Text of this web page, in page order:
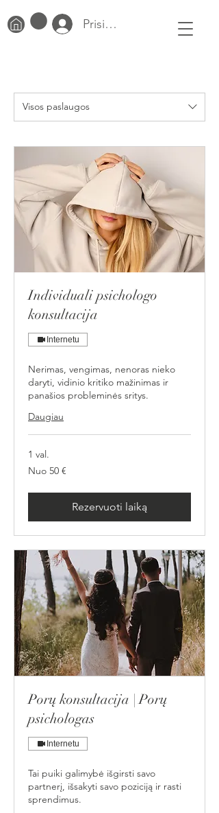
Prisijungti
Visos paslaugos
Individuali psichologo
konsultacija
Internetu
Nerimas, vengimas, nenoras nieko
daryti, vidinio kritiko mažinimas ir
panašios probleminės sritys.
Daugiau
1 val.
Nuo
50
Nuo 50 €
Rezervuoti laiką
Porų konsultacija | Porų
psichologas
Internetu
Tai puiki galimybė išgirsti savo
partnerį, išsakyti savo poziciją ir rasti
sprendimus.